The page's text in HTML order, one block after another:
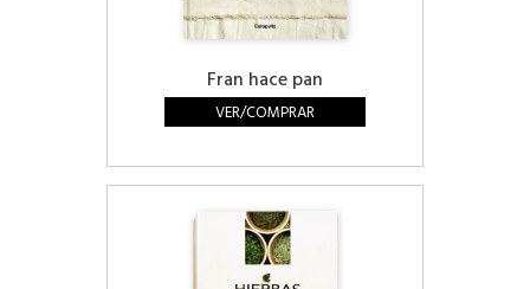
Fran hace pan
VER/COMPRAR